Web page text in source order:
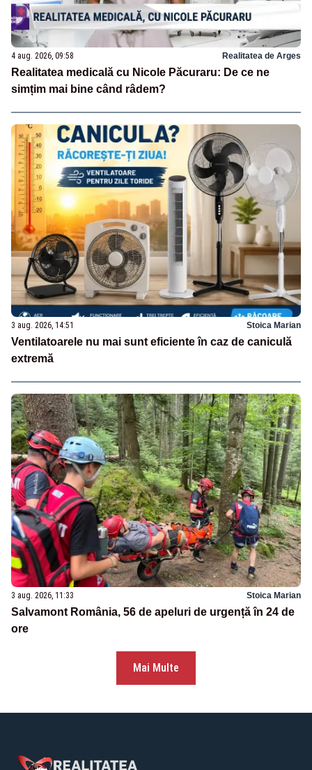
4 aug. 2026, 09:58 Realitatea de Arges
Realitatea medicală cu Nicole Păcuraru: De ce ne
simțim mai bine când râdem?
3 aug. 2026, 14:51 Stoica Marian
Ventilatoarele nu mai sunt eficiente în caz de caniculă
extremă
3 aug. 2026, 11:33 Stoica Marian
Salvamont România, 56 de apeluri de urgență în 24 de
ore
Mai Multe